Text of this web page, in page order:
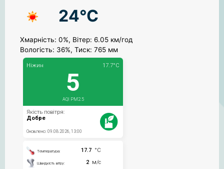
24°C
Хмарність: 0%, Вітер: 6.05 км/год
Вологість: 36%, Тиск: 765 мм